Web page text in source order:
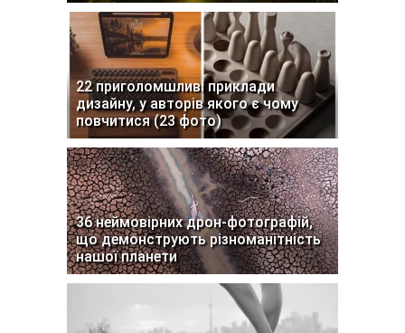
22 приголомшливі приклади
дизайну, у авторів якого є чому
повчитися (23 фото)
36 неймовірних дрон-фотографій,
що демонструють різноманітність
нашої планети